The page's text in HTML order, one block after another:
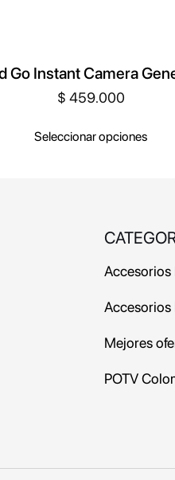
Go Instant Camera
$ 459.000
Seleccionar opciones
Accesorios
Accesorios
Mejores
POTV